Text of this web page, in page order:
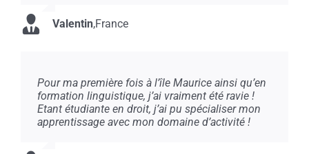
Valentin,France
Pour ma première fois à l’île Maurice ainsi qu’en
formation linguistique, j’ai vraiment été ravie !
Etant étudiante en droit, j’ai pu spécialiser mon
apprentissage avec mon domaine d’activité !